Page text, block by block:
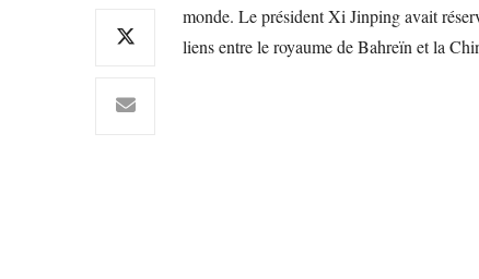
monde. Le président Xi Jinping avait
liens entre le royaume de Bahreïn et la